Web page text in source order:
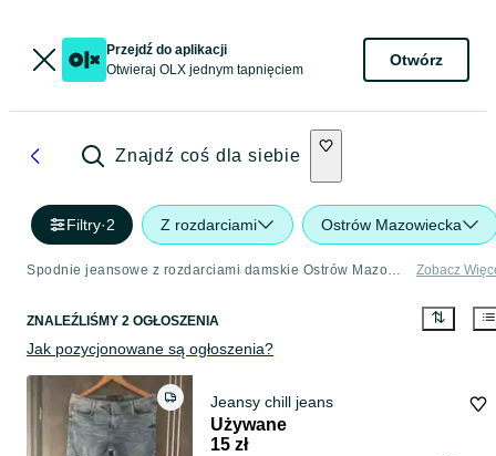
Przejdź do aplikacji
Otwieraj OLX jednym tapnięciem
Otwórz
Znajdź coś dla siebie
Filtry·2 Z rozdarciami Ostrów Mazowiecka
Spodnie jeansowe z rozdarciami damskie Ostrów Mazowiecka Zobacz
ZNALEŹLIŚMY 2 OGŁOSZENIA
Jak pozycjonowane są ogłoszenia?
Jeansy chill jeans
Używane
15 zł